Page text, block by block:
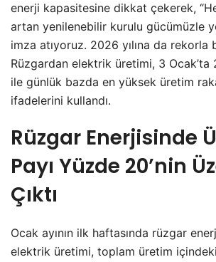
enerji kapasitesine dikkat çekerek,
artan yenilenebilir kurulu gücümüzle
imza atıyoruz. 2026 yılına da rekorla
Rüzgardan elektrik üretimi, 3 Ocak’ta
ile günlük bazda en yüksek üretim
ifadelerini kullandı.
Rüzgar Enerjisinde
Payı Yüzde 20’nin
Çıktı
Ocak ayının ilk haftasında rüzgar
elektrik üretimi, toplam üretim içindeki